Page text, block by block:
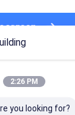
2:26 PM
you looking for?